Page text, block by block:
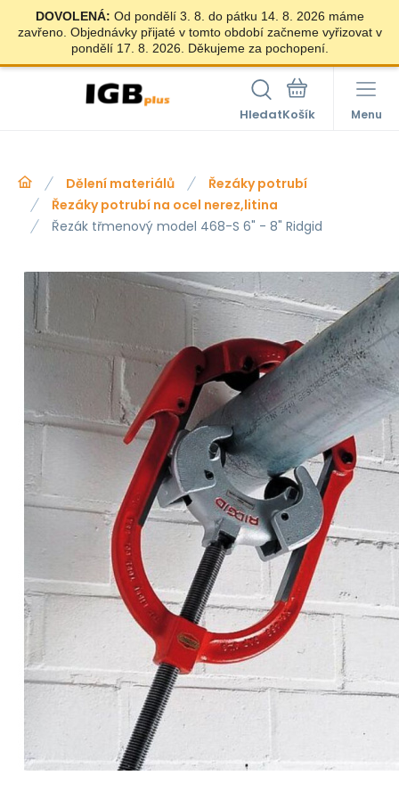
DOVOLENÁ: Od pondělí 3. 8. do pátku 14. 8. 2026 máme
zavřeno. Objednávky přijaté v tomto období začneme vyřizovat v
pondělí 17. 8. 2026. Děkujeme za pochopení.
Hledat Menu
Dělení materiálů
Řezáky potrubí
Řezáky potrubí na ocel nerez,litina
Řezák třmenový model 468-S 6" - 8" Ridgid